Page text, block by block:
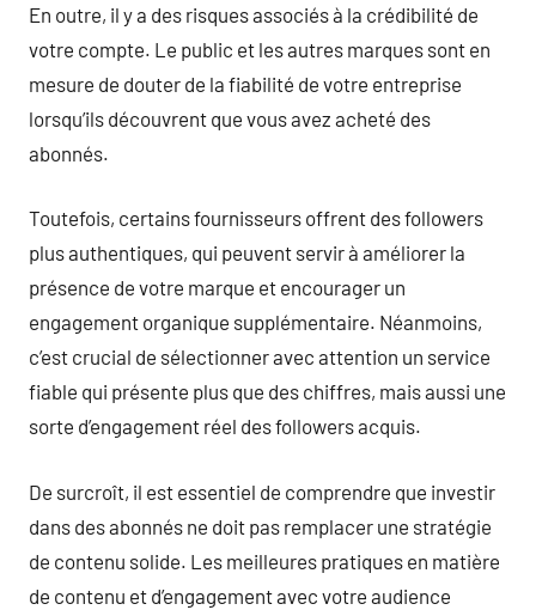
En outre, il y a des risques associés à la crédibilité de
votre compte. Le public et les autres marques sont en
mesure de douter de la fiabilité de votre entreprise
lorsqu’ils découvrent que vous avez acheté des
abonnés.
Toutefois, certains fournisseurs offrent des followers
plus authentiques, qui peuvent servir à améliorer la
présence de votre marque et encourager un
engagement organique supplémentaire. Néanmoins,
c’est crucial de sélectionner avec attention un service
fiable qui présente plus que des chiffres, mais aussi une
sorte d’engagement réel des followers acquis.
De surcroît, il est essentiel de comprendre que investir
dans des abonnés ne doit pas remplacer une stratégie
de contenu solide. Les meilleures pratiques en matière
de contenu et d’engagement avec votre audience